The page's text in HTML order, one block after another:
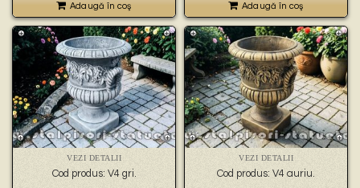
Adaugă în coş Adaugă în coş
VEZI DETALII
Cod produs: V4 gri.
VEZI DETALII
Cod produs: V4 auriu.